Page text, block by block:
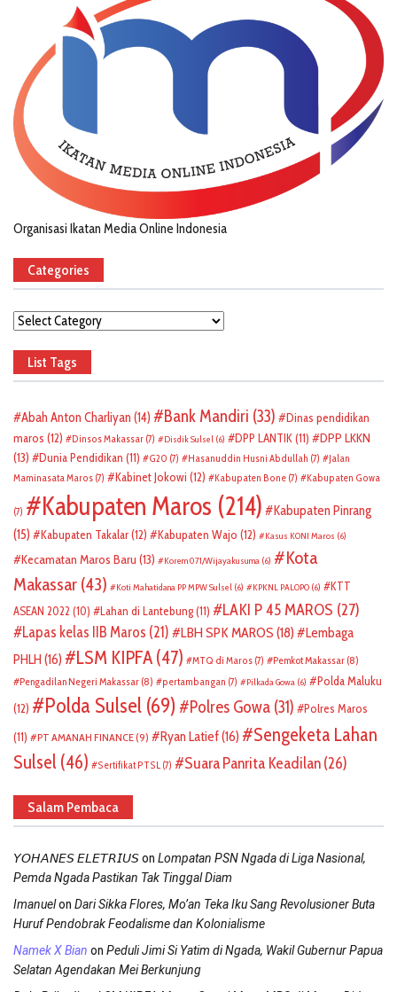
Organisasi Ikatan Media Online Indonesia
Categories
Categories
List Tags
Abah Anton Charliyan (14) Bank Mandiri (33)
Dinas pendidikan
maros (12) Dinsos Makassar (7) Disdik Sulsel (6) DPP LANTIK(11)
DPP LKKN
(13)
Dunia Pendidikan (11) G20 (7) Hasanuddin Husni Abdullah (7)
Jalan
Maminasata Maros (7) Kabinet Jokowi (12) Kabupaten Bone (7) Kabupaten Gowa
(7) Kabupaten Maros (214)
Kabupaten Pinrang
(15)
Kabupaten Takalar(12) Kabupaten Wajo (12) Kasus KONI Maros (6)
Kecamatan Maros Baru (13) Korem 071/Wijayakusuma (6)
Kota
Makassar (43) Koti Mahatidana PP MPW Sulsel (6) KPKNL PALOPO (6)
KTT
ASEAN 2022 (10) Lahan di Lantebung(11) LAKI P 45 MAROS (27)
Lapas kelas IIB Maros (21) LBH SPK MAROS (18)
Lembaga
PHLH (16) LSM KIPFA (47) MTQ di Maros (7) Pemkot Makassar (8)
Pengadilan Negeri Makassar (8) pertambangan (7) Pilkada Gowa (6)
Polda Maluku
(12)
Polda Sulsel (69) Polres Gowa (31)
Polres Maros
(11)
PT AMANAH FINANCE(9) Ryan Latief(16)
Sengeketa Lahan
Sulsel (46) Sertifikat PTSL (7) Suara Panrita Keadilan(26)
Salam Pembaca
𝘠𝘖𝘏𝘈𝘕𝘌𝘚 𝘌𝘓𝘌𝘛𝘙𝘐𝘜𝘚on Lompatan PSN Ngada di Liga Nasional,
Pemda Ngada Pastikan Tak Tinggal Diam
Imanuelon Dari Sikka Flores, Mo’an Teka Iku Sang Revolusioner Buta
Huruf Pendobrak Feodalisme dan Kolonialisme
Namek X Bian on Peduli Jimi Si Yatim di Ngada, Wakil Gubernur Papua
Selatan Agendakan Mei Berkunjung